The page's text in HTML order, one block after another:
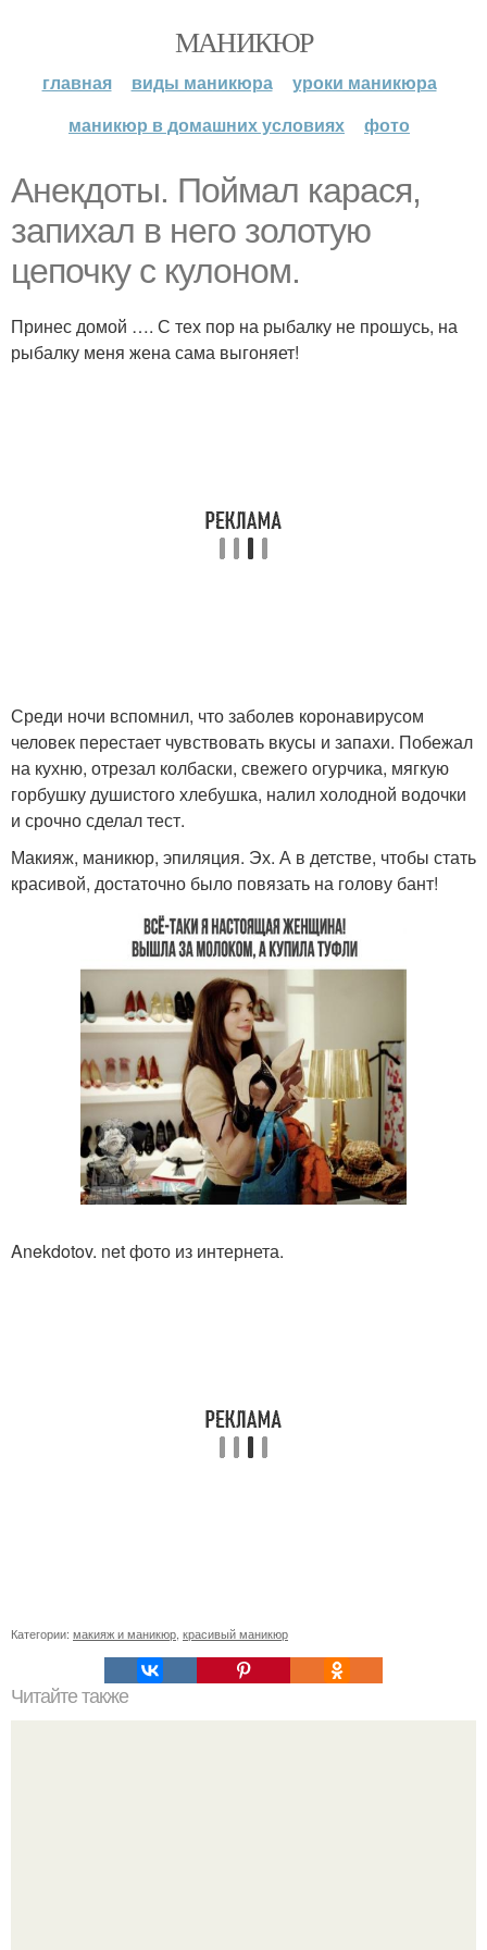
МАНИКЮР
главная виды маникюра
уроки маникюра
маникюр в домашних условиях
фото
Анекдоты. Поймал карася,
запихал в него золотую
цепочку с кулоном.
Принес домой …. С тех пор на рыбалку не прошусь, на
рыбалку меня жена сама выгоняет!
Среди ночи вспомнил, что заболев коронавирусом
человек перестает чувствовать вкусы и запахи. Побежал
на кухню, отрезал колбаски, свежего огурчика, мягкую
горбушку душистого хлебушка, налил холодной водочки
и срочно сделал тест.
Макияж, маникюр, эпиляция. Эх. А в детстве, чтобы стать
красивой, достаточно было повязать на голову бант!
Anekdotov. net фото из интернета.
Категории: макияж и маникюр красивый маникюр
Читайте также